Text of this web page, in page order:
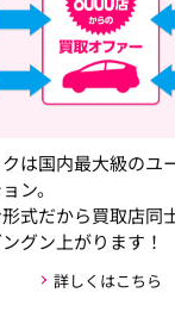
は国内最大級のユ
ン。
式だから買取店同
グン上がります！
詳しくはこちら